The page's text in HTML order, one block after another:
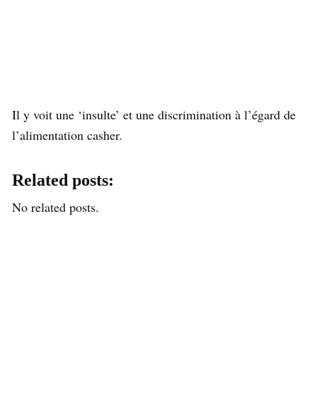
Il y voit une ‘insulte’ et une discrimination à l’égard de
l’alimentation casher.
Related posts:
No related posts.